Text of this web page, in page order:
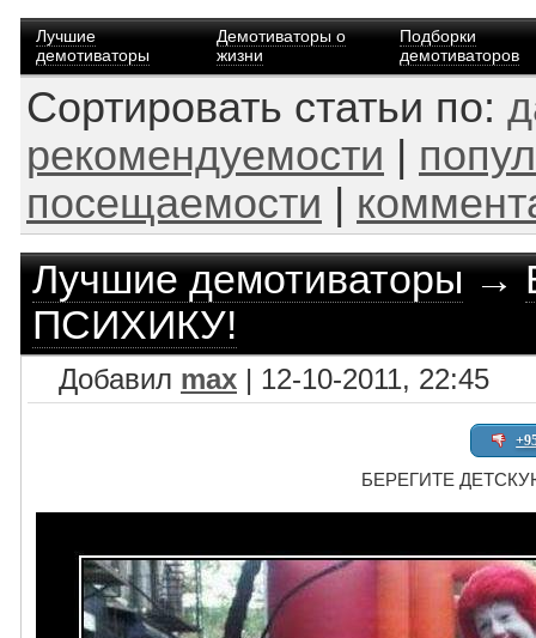
Лучшие
демотиваторы
Демотиваторы о
жизни
Подборки
демотиваторов
Сортировать статьи по:
рекомендуемости
посещаемости
Лучшие демотиваторы→
ПСИХИКУ!
Добавил max | 12-10-2011, 22:45
БЕРЕГИТЕ